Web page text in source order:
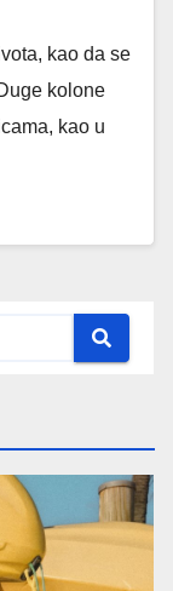
kao da se
kolone
kao u